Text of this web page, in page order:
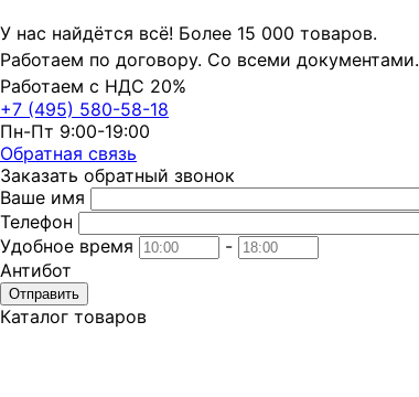
У нас найдётся всё! Более 15 000 товаров.
Работаем по договору. Со всеми документами.
Работаем с НДС 20%
+7 (495) 580-58-18
Пн-Пт 9:00-19:00
Обратная связь
Заказать обратный звонок
Ваше имя
Телефон
Удобное время
-
Антибот
Отправить
Каталог товаров